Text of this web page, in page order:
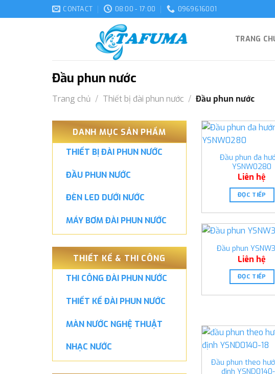
to
CONTACT 08:00 - 17:00 0969616001
TRANG
Đầu phun nước
Trang chủ / Thiết bị đài phun nước / Đầu phun nước
DANH MỤC SẢN PHẨM
THIẾT BỊ ĐÀI PHUN NƯỚC
ĐẦU PHUN NƯỚC
ĐÈN LED DƯỚI NƯỚC
MÁY BƠM ĐÀI PHUN NƯỚC
THIẾT KẾ & THI CÔNG
THI CÔNG ĐÀI PHUN NƯỚC
THIẾT KẾ ĐÀI PHUN NƯỚC
MÀN NƯỚC NGHỆ THUẬT
NHẠC NƯỚC
Đầu phun đa
YSNW0280
Liên hệ
ĐỌC TIẾP
Đầu phun
Liên hệ
ĐỌC TIẾP
Đầu phun theo
định